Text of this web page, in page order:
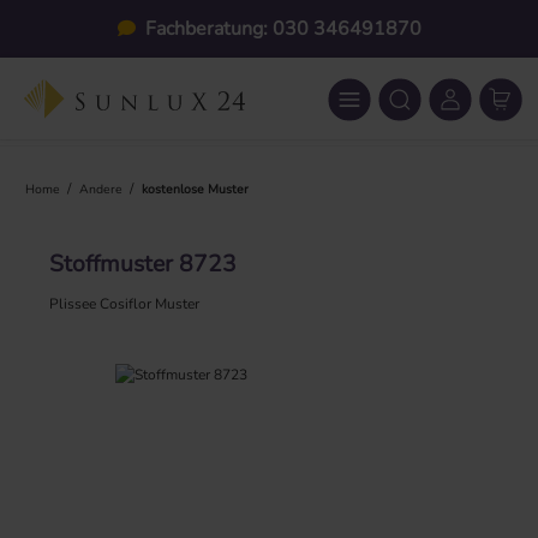
Zum Hauptinhalt springenFachberatung: 030 346491870
Home / Andere / kostenlose Muster
Stoffmuster 8723
Plissee Cosiflor Muster
Bildergalerie überspringen